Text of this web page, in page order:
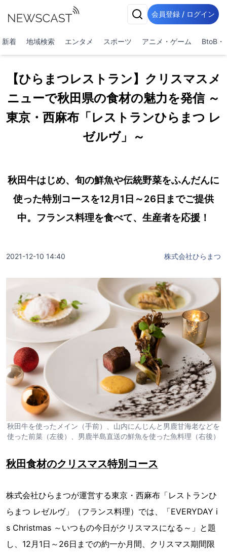
会員登録 / ログイン
新着 地域検索 エンタメ スポーツ アニメ・ゲーム BtoB・
【ひらまつレストラン】クリスマスメ
ニューで秋田県の食材の魅力を発信 ～
東京・西麻布「レストランひらまつ レ
ゼルヴ」～
秋田牛はじめ、旬の鮮魚や伝統野菜をふんだんに
使った特別コースを12月1日～26日までご提供
中。フランス料理を食べて、生産者を応援！
2021-12-10 14:40 株式会社ひらまつ
秋田牛を使ったメイン（手前）、山内にんじんと男鹿甘海老などを
使った前菜（左後）、男鹿半島直送の鮮魚を使った魚料理（右後）
秋田食材のクリスマス特別コース
株式会社ひらまつが運営する東京・西麻布「レストランひ
らまつ レゼルヴ」（フランス料理）では、「EVERYDAY i
s Christmas ～いつもの今日がクリスマスになる～」と題
し、12月1日～26日までの約一か月間、クリスマス期間限